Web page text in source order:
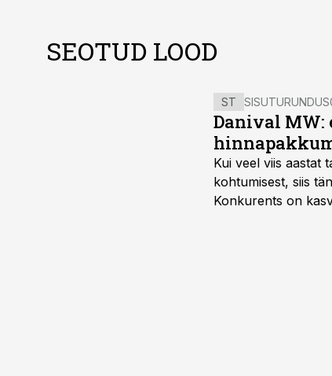
SEOTUD LOOD
ST SISUTURUNDUS
Danival MW:
Kui veel viis aastat
kohtumisest, siis
Konkurents on